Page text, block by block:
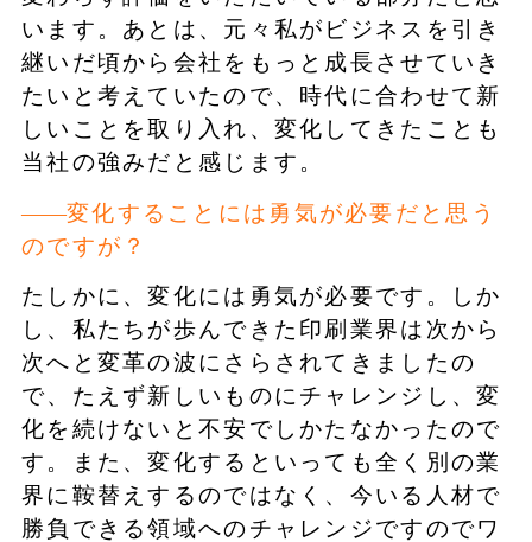
います。あとは、元々私がビジネスを引き
継いだ頃から会社をもっと成長させていき
たいと考えていたので、時代に合わせて新
しいことを取り入れ、変化してきたことも
当社の強みだと感じます。
変化することには勇気が必要だと思う
のですが？
たしかに、変化には勇気が必要です。しか
し、私たちが歩んできた印刷業界は次から
次へと変革の波にさらされてきましたの
で、たえず新しいものにチャレンジし、変
化を続けないと不安でしかたなかったので
す。また、変化するといっても全く別の業
界に鞍替えするのではなく、今いる人材で
勝負できる領域へのチャレンジですのでワ